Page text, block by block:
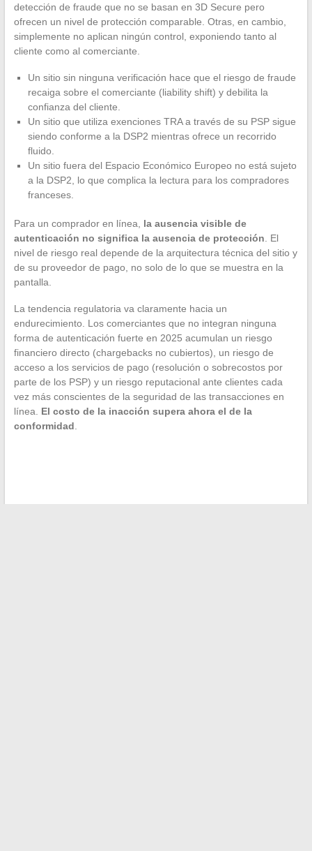
detección de fraude que no se basan en 3D Secure pero
ofrecen un nivel de protección comparable. Otras, en cambio,
simplemente no aplican ningún control, exponiendo tanto al
cliente como al comerciante.
Un sitio sin ninguna verificación hace que el riesgo de fraude
recaiga sobre el comerciante (liability shift) y debilita la
confianza del cliente.
Un sitio que utiliza exenciones TRA a través de su PSP sigue
siendo conforme a la DSP2 mientras ofrece un recorrido
fluido.
Un sitio fuera del Espacio Económico Europeo no está sujeto
a la DSP2, lo que complica la lectura para los compradores
franceses.
Para un comprador en línea, la ausencia visible de
autenticación no significa la ausencia de protección . El
nivel de riesgo real depende de la arquitectura técnica del sitio y
de su proveedor de pago, no solo de lo que se muestra en la
pantalla.
La tendencia regulatoria va claramente hacia un
endurecimiento. Los comerciantes que no integran ninguna
forma de autenticación fuerte en 2025 acumulan un riesgo
financiero directo (chargebacks no cubiertos), un riesgo de
acceso a los servicios de pago (resolución o sobrecostos por
parte de los PSP) y un riesgo reputacional ante clientes cada
vez más conscientes de la seguridad de las transacciones en
línea. El costo de la inacción supera ahora el de la
conformidad